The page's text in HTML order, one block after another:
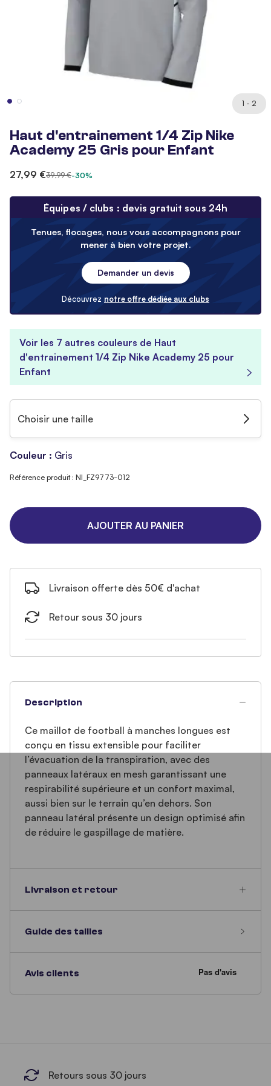
1 - 2
Haut d'entrainement 1/4 Zip Nike
Academy 25 Gris pour Enfant
27,99 €39,99 €-30%
Équipes / clubs : devis gratuit sous 24h
Tenues, flocages, nous vous accompagnons pour
mener à bien votre projet.
Demander un devis
Découvrez notre offre dédiée aux clubs
Voir les 7 autres couleurs de Haut
d'entrainement 1/4 Zip Nike Academy 25 pour
Enfant
Choisir une taille
Couleur : Gris
Référence produit : NI_FZ9773-012
AJOUTER AU PANIER
Livraison offerte dès 50€ d'achat
Retour sous 30 jours
Description
Ce maillot de football à manches longues est
conçu en tissu extensible pour faciliter
l’évacuation de la transpiration, avec des
panneaux latéraux en mesh garantissant une
respirabilité supérieure et un confort maximal,
aussi bien sur le terrain qu’en dehors. Son
panneau latéral présente un design optimisé afin
de réduire le gaspillage de matière.
Livraison et retour
Guide des tailles
Avis clients
Retours sous 30 jours